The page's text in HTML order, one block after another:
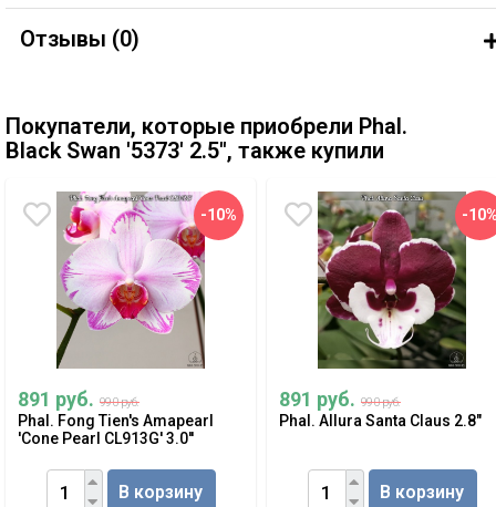
Отзывы (0)
Покупатели, которые приобрели Phal.
Black Swan '5373' 2.5'', также купили
-10%
891 руб. 990 руб.
Phal. Fong Tien's Amapearl
'Cone Pearl CL913G' 3.0''
В корзину
-
891 руб. 990 руб.
Phal. Allura Santa Claus 2.8"
В корзину